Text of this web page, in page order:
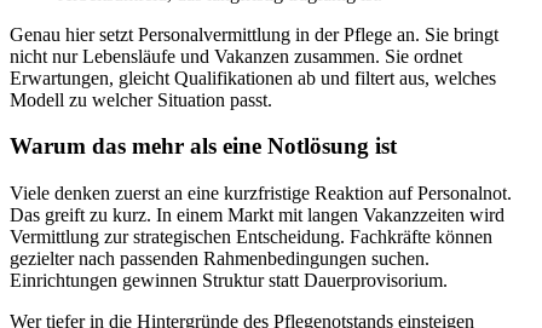
Genau hier setzt Personalvermittlung in der Pflege an. Sie bringt
nicht nur Lebensläufe und Vakanzen zusammen. Sie ordnet
Erwartungen, gleicht Qualifikationen ab und filtert aus, welches
Modell zu welcher Situation passt.
Warum das mehr als eine Notlösung ist
Viele denken zuerst an eine kurzfristige Reaktion auf Personalnot.
Das greift zu kurz. In einem Markt mit langen Vakanzzeiten wird
Vermittlung zur strategischen Entscheidung. Fachkräfte können
gezielter nach passenden Rahmenbedingungen suchen.
Einrichtungen gewinnen Struktur statt Dauerprovisorium.
Wer tiefer in die Hintergründe des Pflegenotstands einsteigen